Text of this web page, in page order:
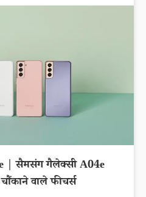
| सैमसंग गैलेक्सी A04e
वाले फीचर्स